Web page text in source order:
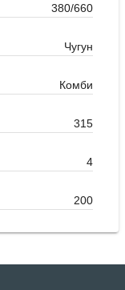
380/660
Чугун
Комби
315
4
200